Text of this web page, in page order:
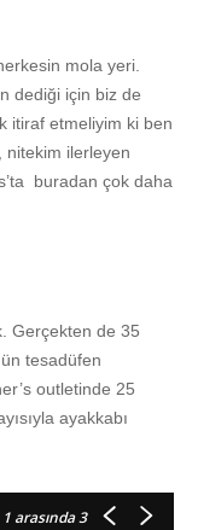
mola yeri.
dediği için biz de
itiraf etmeliyim ki ben
nitekim ilerleyen
buradan çok daha
Gerçekten de 35
tesadüfen
outletinde 25
ayakkabı
1 arasında 3